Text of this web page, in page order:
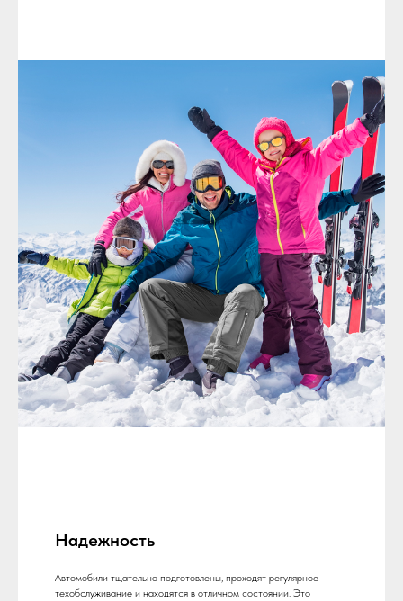
Надежность
Автомобили тщательно подготовлены, проходят регулярное
техобслуживание и находятся в отличном состоянии. Это